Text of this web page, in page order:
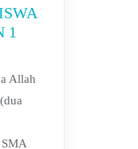
1
Allah